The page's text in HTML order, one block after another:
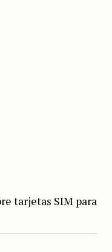
tarjetas SIM para